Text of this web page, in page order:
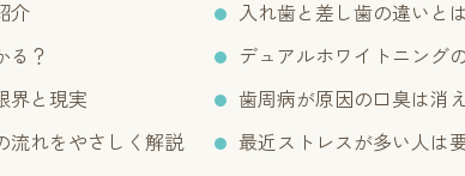
介
入れ歯と差し歯の違いと
る？
デュアルホワイトニング
界と現実
歯周病が原因の口臭は消
流れをやさしく解説
最近ストレスが多い人は